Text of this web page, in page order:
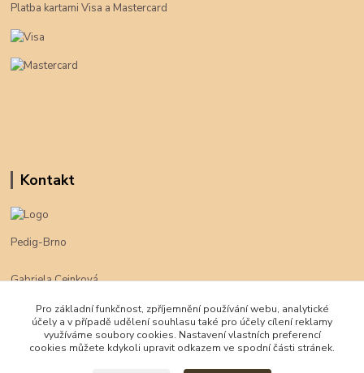
Platba kartami Visa a Mastercard
Kontakt
Pedig-Brno
Gabriela Cejnková
klimpe@klimpe.cz
Pro základní funkčnost, zpříjemnění používání webu, analytické
účely a v případě udělení souhlasu také pro účely cílení reklamy
využíváme soubory cookies. Nastavení vlastních preferencí
cookies můžete kdykoli upravit odkazem ve spodní části stránek.